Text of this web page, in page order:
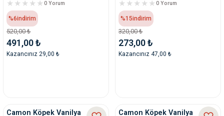
0 Yorum
%6indirim
520,00 ₺
491,00 ₺
Kazancınız 29,00 ₺
0 Yorum
%15indirim
320,00 ₺
273,00 ₺
Kazancınız 47,00 ₺
Camon Köpek Vanilya
Camon Köpek Vanilya